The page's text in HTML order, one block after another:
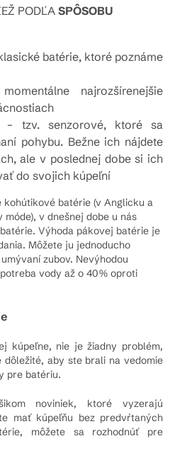
PODĽA SPÔSOBU
batérie, ktoré poznáme
najrozšírenejšie
– tzv. senzorové, ktoré sa
pohybu. Bežne ich nájdete
ale v poslednej dobe si ich
do svojich kúpeľní
batérie (v Anglicku a
v dnešnej dobe u nás
Výhoda pákovej batérie je
Môžete ju jednoducho
zubov. Nevýhodou
vody až o 40% oproti
kúpeľne, nie je žiadny problém,
aby ste brali na vedomie
pre batériu.
noviniek, ktoré vyzerajú
mať kúpeľňu bez predvŕtaných
môžete sa rozhodnúť pre